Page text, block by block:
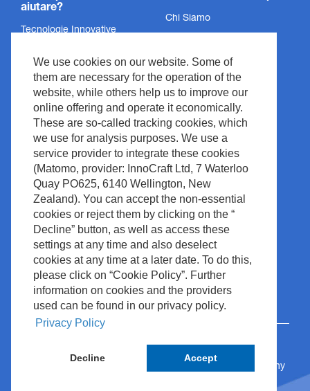
We use cookies on our website. Some of
them are necessary for the operation of the
website, while others help us to improve our
online offering and operate it economically.
These are so-called tracking cookies, which
we use for analysis purposes. We use a
service provider to integrate these cookies
(Matomo, provider: InnoCraft Ltd, 7 Waterloo
Quay PO625, 6140 Wellington, New
Zealand). You can accept the non-essential
cookies or reject them by clicking on the “
Decline” button, as well as access these
settings at any time and also deselect
cookies at any time at a later date. To do this,
please click on “Cookie Policy”. Further
information on cookies and the providers
used can be found in our privacy policy.
Privacy Policy
Decline Accept
aiutare?
Tecnologie Innovative
Supporto
Notizie ed Eventi
Contatto
Chi Siamo
Informazioni Legali
Legali & Conformità
Copyright
Politica del Sito
Gestione dei rifiuti
© 2024 Nihon Kohden Europe GmbH • Rosbach, Germany